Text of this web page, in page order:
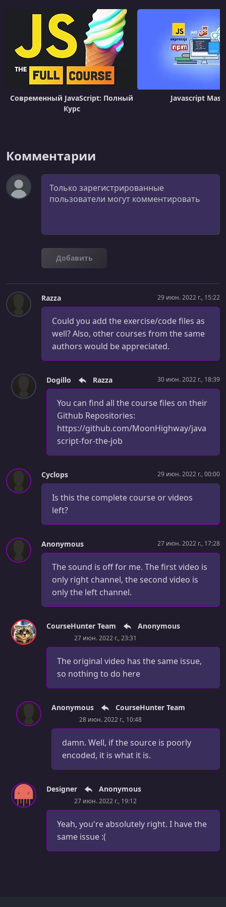
00:01:49
Making Sense of Hoisting
00:01:28
Working with Function Arguments
УРОК 22.
Using Default Function Arguments
УРОК 23. 00:01:55
The Const Keyword
Creating Immediately Invoked Function Expressions
УРОК 26. 00:05:49
Manipulating the DOM
Working with Form Elements
УРОК 29.
Calculating Results with a Form
00:01:49
Installing Node.js
Running a File with Node
УРОК 32. 00:01:53
Initializing with Values
Working with Loops
Introducing process.argv
УРОК 35. 00:02:24
Sending Flags with process.argv
Working with Objects
УРОК 37. 00:01:16
Iterating with the for/in Loop
00:01:50
Destructuring Assignment
УРОК 40.
Using JSON Functions
00:03:19
Working with Readline
Understanding Universal JavaScript
00:00:39
Challenge: Objects and Arrays
Solution: Objects and Arrays
УРОК 45.
Introducing HTTP
00:03:04
Functions as Arguments
Современный JavaScript: Полный
Курс
Javascript
Комментарии
Комментарий
Добавить
Razza 29 июн. 2022 г., 15:22
Could you add the exercise/code files as
well? Also, other courses from the same
authors would be appreciated.
Dogillo Razza 30 июн. 2022 г., 18:39
You can find all the course files on their
Github Repositories:
https://github.com/MoonHighway/java
script-for-the-job
Cyclops 29 июн. 2022 г., 00:00
Is this the complete course or videos
left?
Anonymous 27 июн. 2022 г., 17:28
The sound is off for me. The first video is
only right channel, the second video is
only the left channel.
CourseHunter Team Anonymous
27 июн. 2022 г., 23:31
The original video has the same issue,
so nothing to do here
Anonymous CourseHunter Team
28 июн. 2022 г., 10:48
damn. Well, if the source is poorly
encoded, it is what it is.
Designer Anonymous
27 июн. 2022 г., 19:12
Yeah, you're absolutely right. I have the
same issue :(